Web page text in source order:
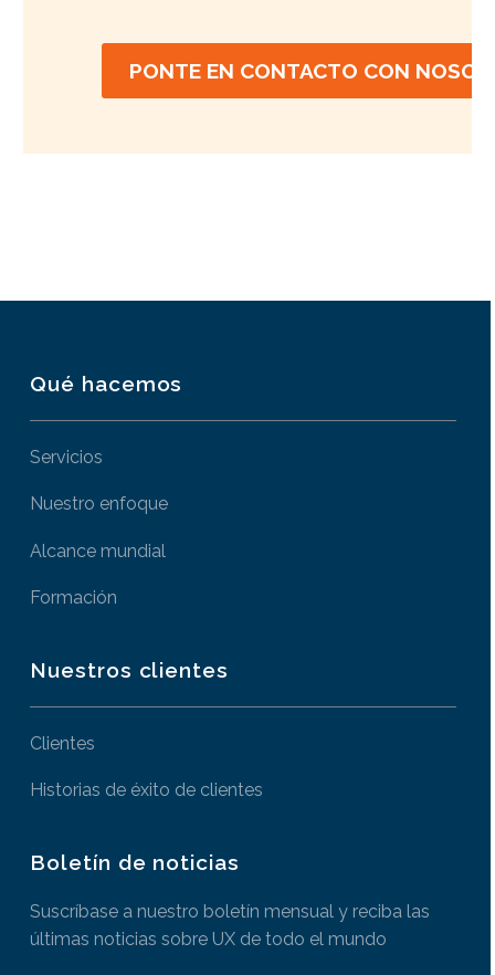
PONTE EN CONTACTO CON
Qué hacemos
Servicios
Nuestro enfoque
Alcance mundial
Formación
Nuestros clientes
Clientes
Historias de éxito de clientes
Boletín de noticias
Suscríbase a nuestro boletín mensual y reciba las
últimas noticias sobre UX de todo el mundo